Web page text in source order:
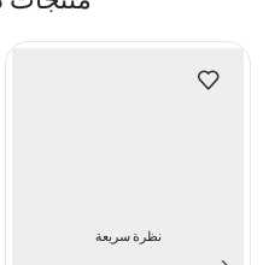
نظرة سريعة